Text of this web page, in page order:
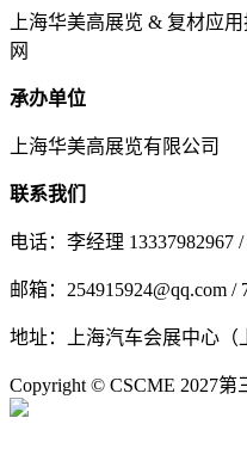
上海华美高展览 & 复材应
网
承办单位
上海华美高展览有限公司
联系我们
电话：李经理 13337982967
邮箱：254915924@qq.com /
地址：上海汽车会展中心（
Copyright © CSCME 2027